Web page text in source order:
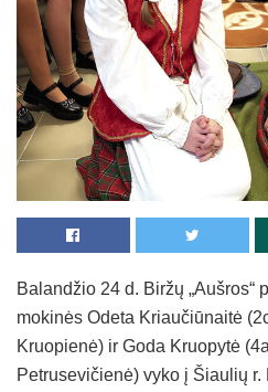
Balandžio 24 d. Biržų „Aušros“
mokinės Odeta Kriaučiūnaitė
Kruopienė) ir Goda Kruopytė
Petrusevičienė) vyko į Šiaulių